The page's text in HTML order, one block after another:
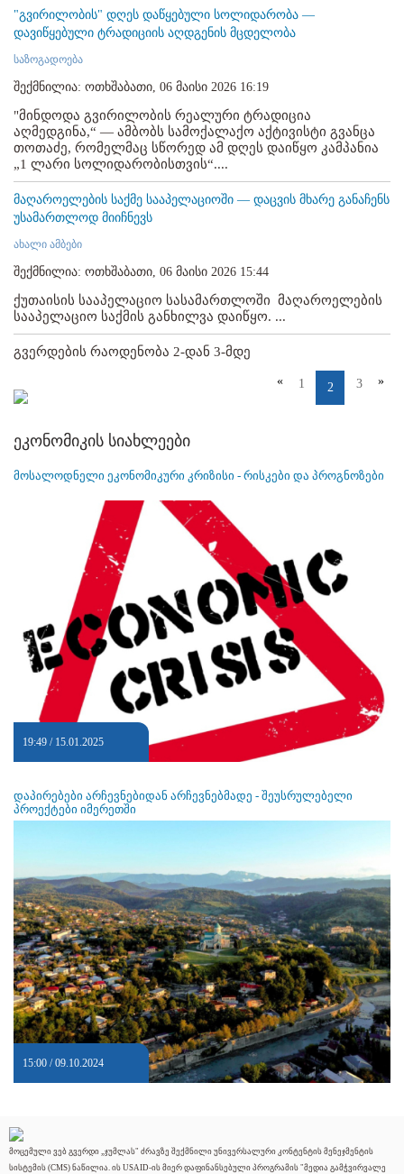
"გვირილობის" დღეს დაწყებული სოლიდარობა —
დავიწყებული ტრადიციის აღდგენის მცდელობა
საზოგადოება
შექმნილია: ოთხშაბათი, 06 მაისი 2026 16:19
"მინდოდა გვირილობის რეალური ტრადიცია
აღმედგინა,“ — ამბობს სამოქალაქო აქტივისტი გვანცა
თოთაძე, რომელმაც სწორედ ამ დღეს დაიწყო კამპანია
„1 ლარი სოლიდარობისთვის“....
მაღაროელების საქმე სააპელაციოში — დაცვის მხარე განაჩენს
უსამართლოდ მიიჩნევს
ახალი ამბები
შექმნილია: ოთხშაბათი, 06 მაისი 2026 15:44
ქუთაისის სააპელაციო სასამართლოში მაღაროელების
სააპელაციო საქმის განხილვა დაიწყო. ...
« 1 2 3 »
გვერდების რაოდენობა 2-დან 3-მდე
ეკონომიკის სიახლეები
მოსალოდნელი ეკონომიკური კრიზისი - რისკები და პროგნოზები
19:49 / 15.01.2025
დაპირებები არჩევნებიდან არჩევნებმადე - შეუსრულებელი
პროექტები იმერეთში
15:00 / 09.10.2024
მოცემული ვებ გვერდი „ჯუმლას" ძრავზე შექმნილი უნივერსალური კონტენტის მენეჯმენტის
სისტემის (CMS) ნაწილია. ის USAID-ის მიერ დაფინანსებული პროგრამის "მედია გამჭვირვალე